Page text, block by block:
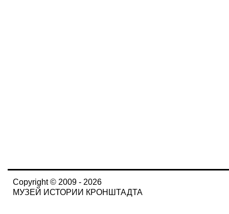
Copyright © 2009 - 2026
МУЗЕЙ ИСТОРИИ КРОНШТАДТА